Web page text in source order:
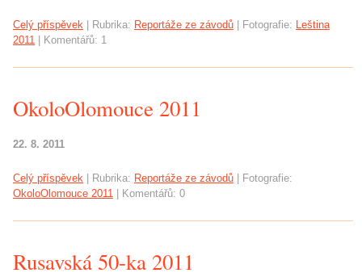
Celý příspěvek Rubrika: Reportáže ze závodů Fotografie: Leština
2011
Komentářů: 1
OkoloOlomouce 2011
22. 8. 2011
Celý příspěvek Rubrika: Reportáže ze závodů
Fotografie:
OkoloOlomouce 2011
Komentářů: 0
Rusavská 50-ka 2011